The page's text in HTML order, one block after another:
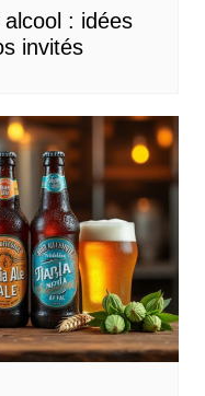
: idées
invités